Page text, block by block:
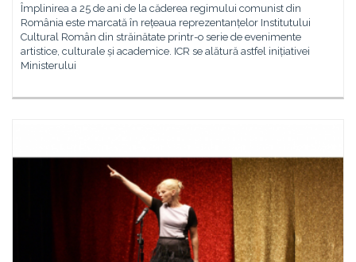
Împlinirea a 25 de ani de la căderea regimului comunist din
România este marcată în rețeaua reprezentanțelor Institutului
Cultural Român din străinătate printr-o serie de evenimente
artistice, culturale și academice. ICR se alătură astfel inițiativei
Ministerului